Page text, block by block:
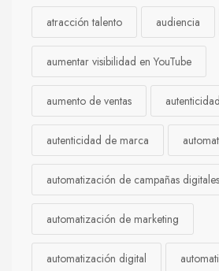
atracción talento audiencia
aumentar visibilidad en YouTube
aumento de ventas autenticidad
autenticidad de marca
automatización de campañas digitales
automatización de marketing
automatización digital